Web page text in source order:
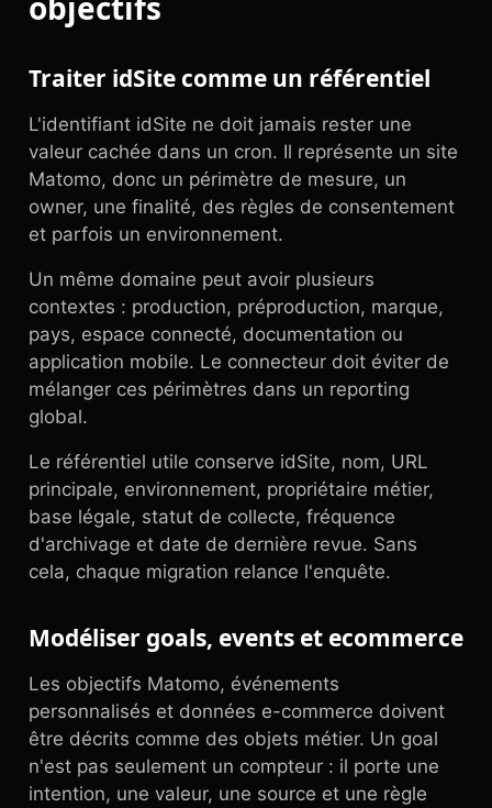
Traiter idSite comme un référentiel
L'identifiant idSite ne doit jamais rester une
valeur cachée dans un cron. Il représente un site
Matomo, donc un périmètre de mesure, un
owner, une finalité, des règles de consentement
et parfois un environnement.
Un même domaine peut avoir plusieurs
contextes : production, préproduction, marque,
pays, espace connecté, documentation ou
application mobile. Le connecteur doit éviter de
mélanger ces périmètres dans un reporting
global.
Le référentiel utile conserve idSite, nom, URL
principale, environnement, propriétaire métier,
base légale, statut de collecte, fréquence
d'archivage et date de dernière revue. Sans
cela, chaque migration relance l'enquête.
Modéliser goals, events et ecommerce
Les objectifs Matomo, événements
personnalisés et données e-commerce doivent
être décrits comme des objets métier. Un goal
n'est pas seulement un compteur : il porte une
intention, une valeur, une source et une règle